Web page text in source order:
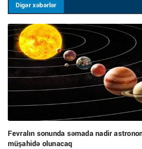
Digər xəbərlər
Fevralın sonunda səmada nadir
müşahidə olunacaq